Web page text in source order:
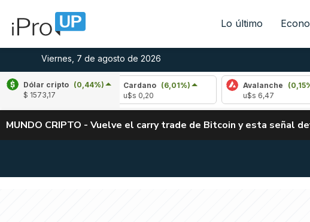
Lo último
Viernes, 7 de agosto de 2026
Dólar cripto (0,44%)
$ 1573,17
Cardano
(6,01%)
Avalanche (0,15%)
MUNDO CRIPTO - Vuelve el carry trade de Bitcoin y esta señal